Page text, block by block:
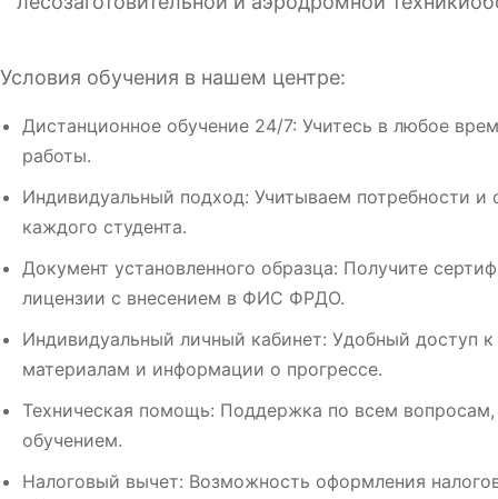
Условия обучения в нашем центре:
Дистанционное обучение 24/7: Учитесь в любое
работы.
Индивидуальный подход: Учитываем потребности и
каждого студента.
Документ установленного образца: Получите
лицензии с внесением в ФИС ФРДО.
Индивидуальный личный кабинет: Удобный доступ
материалам и информации о прогрессе.
Техническая помощь: Поддержка по всем
обучением.
Налоговый вычет: Возможность оформления